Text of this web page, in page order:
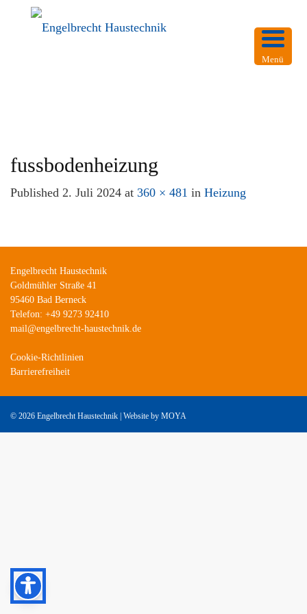
fussbodenheizung
Published 2. Juli 2024 at 360 × 481 in Heizung
Engelbrecht Haustechnik
Goldmühler Straße 41
95460 Bad Berneck
Telefon: +49 9273 92410
mail@engelbrecht-haustechnik.de
Cookie-Richtlinien
Barrierefreiheit
© 2026 Engelbrecht Haustechnik | Website by MOYA
Menü